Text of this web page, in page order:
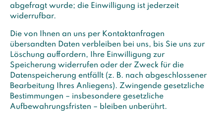
abgefragt wurde; die Einwilligung ist jederzeit
widerrufbar.
Die von Ihnen an uns per Kontaktanfragen
übersandten Daten verbleiben bei uns, bis Sie uns zur
Löschung auffordern, Ihre Einwilligung zur
Speicherung widerrufen oder der Zweck für die
Datenspeicherung entfällt (z. B. nach abgeschlossener
Bearbeitung Ihres Anliegens). Zwingende gesetzliche
Bestimmungen – insbesondere gesetzliche
Aufbewahrungsfristen – bleiben unberührt.